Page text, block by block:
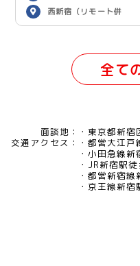
西新宿（リモート併
用）
全て
面談地：
東京都新
交通アクセス：
都営大江戸
小田急線新
JR新宿駅
都営新宿線
京王線新宿